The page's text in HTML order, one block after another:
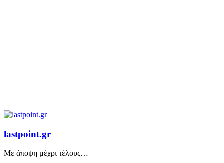
lastpoint.gr
Με άποψη μέχρι τέλους…